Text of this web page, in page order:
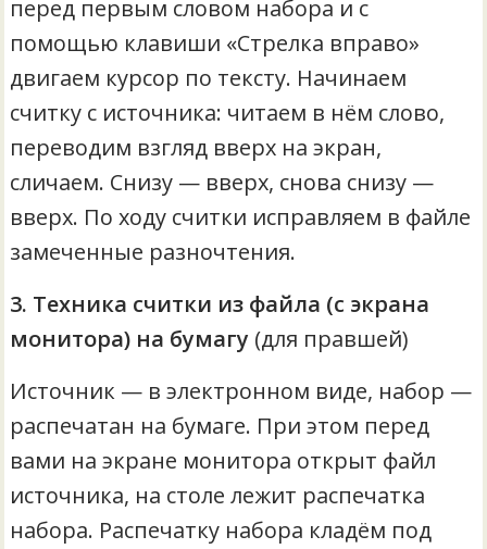
перед первым словом набора и с
помощью клавиши «Стрелка вправо»
двигаем курсор по тексту. Начинаем
считку с источника: читаем в нём слово,
переводим взгляд вверх на экран,
сличаем. Снизу — вверх, снова снизу —
вверх. По ходу считки исправляем в файле
замеченные разночтения.
3. Техника считки из файла (с экрана
монитора) на бумагу (для правшей)
Источник — в электронном виде, набор —
распечатан на бумаге. При этом перед
вами на экране монитора открыт файл
источника, на столе лежит распечатка
набора. Распечатку набора кладём под